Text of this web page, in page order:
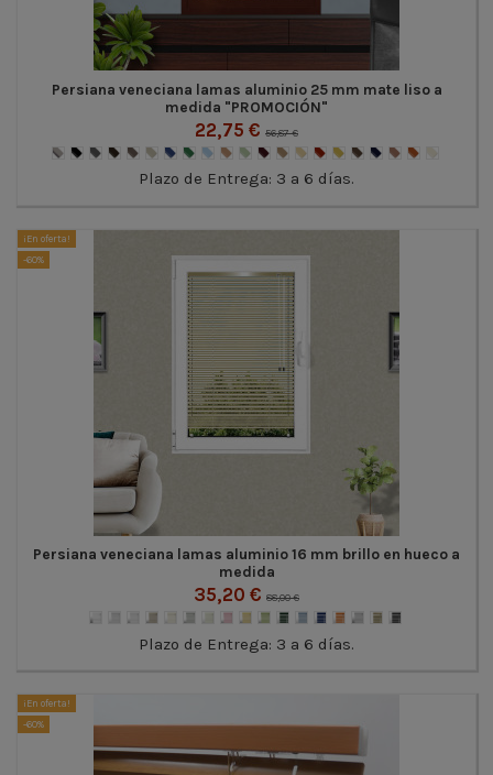
Persiana veneciana lamas aluminio 25 mm mate liso a
medida "PROMOCIÓN"
22,75 € 56,87 €
Plazo de Entrega: 3 a 6 días.
¡En oferta!
-60%
Persiana veneciana lamas aluminio 16 mm brillo en hueco a
medida
35,20 € 88,00 €
Plazo de Entrega: 3 a 6 días.
¡En oferta!
-60%